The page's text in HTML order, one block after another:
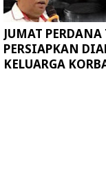
JUMAT
PERSIAPKAN
KELUARGA